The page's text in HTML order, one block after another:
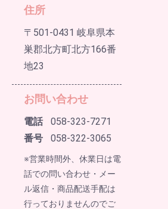
住所
〒501-0431 岐阜県本
巣郡北方町北方166番
地23
お問い合わせ
電話
番号
058-323-7271
058-322-3065
※営業時間外、休業日は電
話での問い合わせ・メー
ル返信・商品配送手配は
行っておりませんのでご